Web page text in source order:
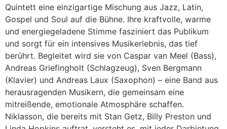
Quintett eine einzigartige Mischung aus Jazz, Latin,
Gospel und Soul auf die Bühne. Ihre kraftvolle, warme
und energiegeladene Stimme fasziniert das Publikum
und sorgt für ein intensives Musikerlebnis, das tief
berührt. Begleitet wird sie von Caspar van Meel (Bass),
Andreas Griefingholt (Schlagzeug), Sven Bergmann
(Klavier) und Andreas Laux (Saxophon) – eine Band aus
herausragenden Musikern, die gemeinsam eine
mitreißende, emotionale Atmosphäre schaffen.
Niklasson, die bereits mit Stan Getz, Billy Preston und